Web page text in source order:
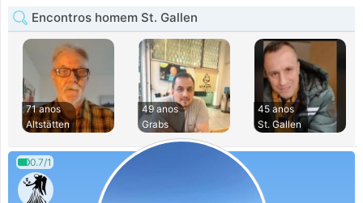
Encontros homem St. Gallen
71 anos
Altstätten
49 anos
Grabs
45 anos
St. Gallen
0.7/1